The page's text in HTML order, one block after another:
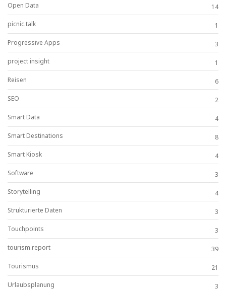
Open Data
14
picnic.talk
1
Progressive Apps
3
project insight
1
Reisen
6
SEO
2
Smart Data
4
Smart Destinations
8
Smart Kiosk
4
Software
3
Storytelling
4
Strukturierte Daten
3
Touchpoints
3
tourism.report
39
Tourismus
21
Urlaubsplanung
3